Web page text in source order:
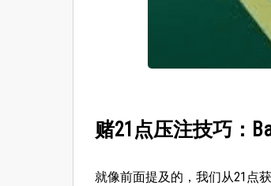
赌21点压注技巧：
就像前面提及的，我们从21点